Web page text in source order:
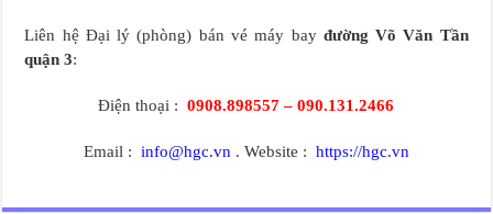
Liên hệ Đại lý (phòng) bán vé máy bay đường Võ Văn Tần
quận 3:
Điện thoại :0908.898557 – 090.131.2466
Email : info@hgc.vn . Website : https://hgc.vn